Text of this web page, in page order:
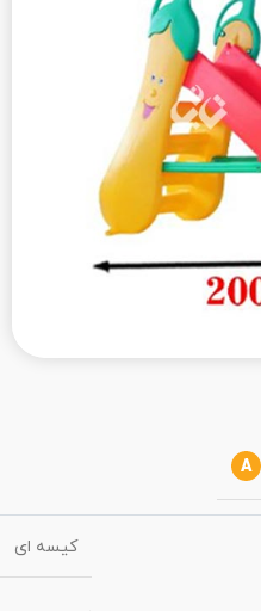
A
کیسه ای